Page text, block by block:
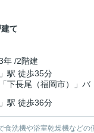
て
年 /2階建
」駅 徒歩35分
下長尾（福岡市）」バ
」駅 徒歩36分
洗機や浴室乾燥機など